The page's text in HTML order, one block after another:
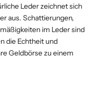
Leder zeichnet sich
aus. Schattierungen,
im Leder sind
die Echtheit und
Geldbörse zu einem